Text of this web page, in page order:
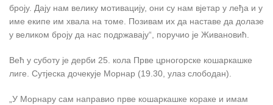
броју. Дају нам велику мотивацију, они су нам вјетар у леђа и у
име екипе им хвала на томе. Позивам их да наставе да долазе
у великом броју да нас подржавају“, поручио је Живановић.
Већ у суботу је дерби 25. кола Прве црногорске кошаркашке
лиге. Сутјеска дочекује Морнар (19.30, улаз слободан).
„У Морнару сам направио прве кошаркашке кораке и имам